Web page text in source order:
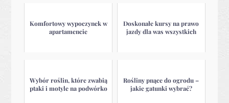
Komfortowy wypoczynek w
apartamencie
Doskonałe kursy na prawo
jazdy dla was wszystkich
Wybór roślin, które zwabią
ptaki i motyle na podwórko
Rośliny pnące do ogrodu –
jakie gatunki wybrać?